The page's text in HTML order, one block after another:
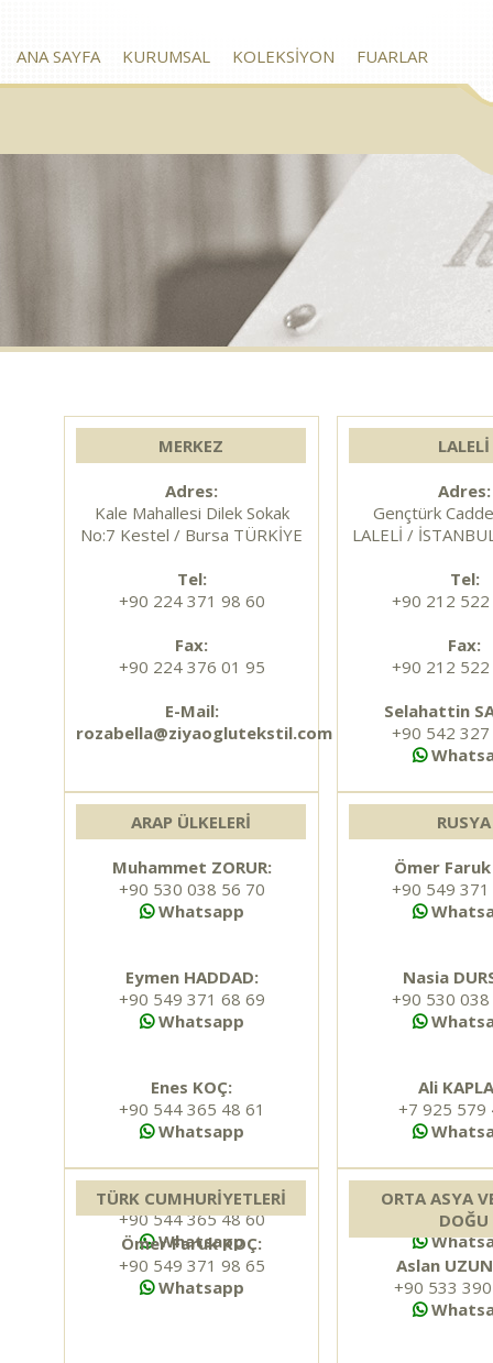
ANA SAYFA KURUMSAL KOLEKSİYON FUARLAR
MERKEZ
Adres:
Kale Mahallesi Dilek Sokak
No:7 Kestel / Bursa TÜRKİYE
Tel:
+90 224 371 98 60
Fax:
+90 224 376 01 95
E-Mail:
rozabella@ziyaoglutekstil.com
LALELİ
Adres:
Gençtürk
LALELİ /
Tel:
+90 212
Fax:
+90 212
Selahattin
+90 542
ARAP ÜLKELERİ
Muhammet ZORUR:
+90 530 038 56 70
Whatsapp
Eymen HADDAD:
+90 549 371 68 69
Whatsapp
Enes KOÇ:
+90 544 365 48 61
Whatsapp
Muhammet KOÇ:
+90 544 365 48 60
Whatsapp
RUSYA
Ömer Faruk
+90 549
Nasia
+90 530
Ali
+7 925 579
Ali
+7 925
TÜRK CUMHURİYETLERİ
Ömer Faruk KOÇ:
+90 549 371 98 65
Whatsapp
ORTA ASYA
DOĞU
Aslan
+90 533